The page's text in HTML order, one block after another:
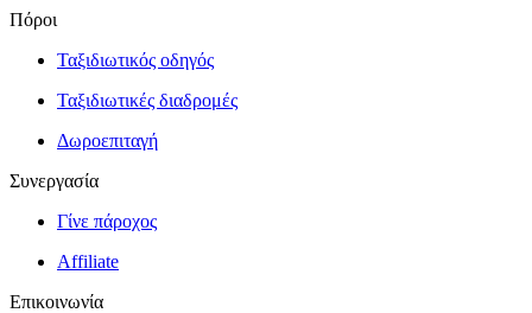
Πόροι
Ταξιδιωτικός οδηγός
Ταξιδιωτικές διαδρομές
Δωροεπιταγή
Συνεργασία
Γίνε πάροχος
Affiliate
Επικοινωνία